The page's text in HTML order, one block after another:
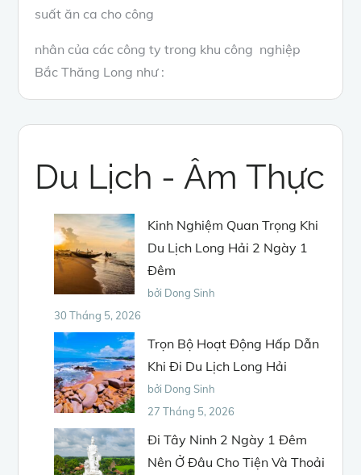
suất ăn ca cho công
nhân của các công ty trong khu công nghiệp
Bắc Thăng Long như :
Du Lịch - Âm Thực
Kinh Nghiệm Quan Trọng Khi
Du Lịch Long Hải 2 Ngày 1
Đêm
bởi Dong Sinh
30 Tháng 5, 2026
Trọn Bộ Hoạt Động Hấp Dẫn
Khi Đi Du Lịch Long Hải
bởi Dong Sinh
27 Tháng 5, 2026
Đi Tây Ninh 2 Ngày 1 Đêm
Nên Ở Đâu Cho Tiện Và Thoải